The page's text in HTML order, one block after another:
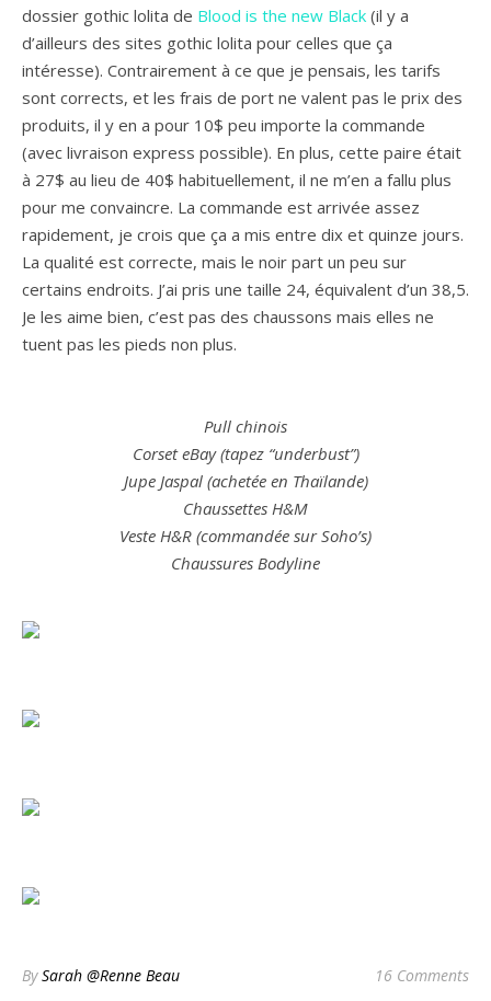
dossier gothic lolita de Blood is the new Black (il y a
d’ailleurs des sites gothic lolita pour celles que ça
intéresse). Contrairement à ce que je pensais, les tarifs
sont corrects, et les frais de port ne valent pas le prix des
produits, il y en a pour 10$ peu importe la commande
(avec livraison express possible). En plus, cette paire était
à 27$ au lieu de 40$ habituellement, il ne m’en a fallu plus
pour me convaincre. La commande est arrivée assez
rapidement, je crois que ça a mis entre dix et quinze jours.
La qualité est correcte, mais le noir part un peu sur
certains endroits. J’ai pris une taille 24, équivalent d’un 38,5.
Je les aime bien, c’est pas des chaussons mais elles ne
tuent pas les pieds non plus.
Pull chinois
Corset eBay (tapez “underbust”)
Jupe Jaspal (achetée en Thaïlande)
Chaussettes H&M
Veste H&R (commandée sur Soho’s)
Chaussures Bodyline
BySarah @Renne Beau 16 Comments